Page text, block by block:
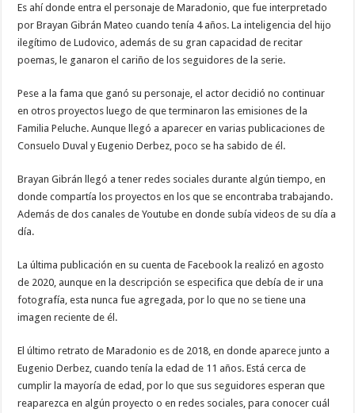
Es ahí donde entra el personaje de Maradonio, que fue interpretado
por Brayan Gibrán Mateo cuando tenía 4 años. La inteligencia del hijo
ilegítimo de Ludovico, además de su gran capacidad de recitar
poemas, le ganaron el cariño de los seguidores de la serie.
Pese a la fama que ganó su personaje, el actor decidió no continuar
en otros proyectos luego de que terminaron las emisiones de la
Familia Peluche. Aunque llegó a aparecer en varias publicaciones de
Consuelo Duval y Eugenio Derbez, poco se ha sabido de él.
Brayan Gibrán llegó a tener redes sociales durante algún tiempo, en
donde compartía los proyectos en los que se encontraba trabajando.
Además de dos canales de Youtube en donde subía videos de su día a
día.
La última publicación en su cuenta de Facebook la realizó en agosto
de 2020, aunque en la descripción se especifica que debía de ir una
fotografía, esta nunca fue agregada, por lo que no se tiene una
imagen reciente de él.
El último retrato de Maradonio es de 2018, en donde aparece junto a
Eugenio Derbez, cuando tenía la edad de 11 años. Está cerca de
cumplir la mayoría de edad, por lo que sus seguidores esperan que
reaparezca en algún proyecto o en redes sociales, para conocer cuál